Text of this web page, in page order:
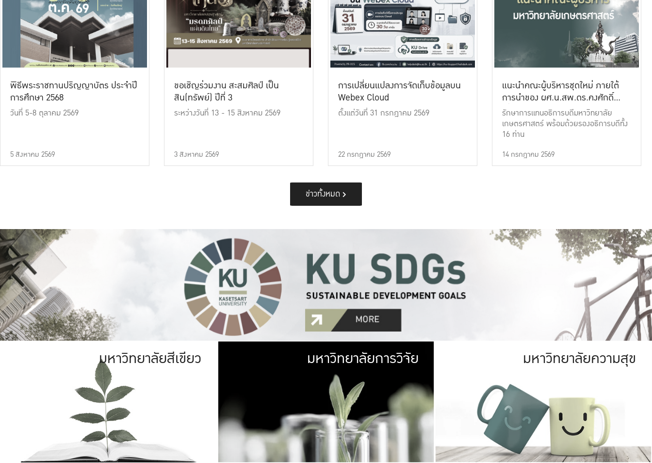
พิธีพระราชทานปริญญาบัตร ประจำปี
การศึกษา 2568
วันที่ 5-8 ตุลาคม 2569
5 สิงหาคม 2569
ขอเชิญร่วมงาน สะสมศิลป์ เป็น
สิน(ทรัพย์) ปีที่ 3
ระหว่างวันที่ 13 - 15 สิงหาคม 2569
3 สิงหาคม 2569
การเปลี่ยนแปลงการจัดเก็บข้อมูลบน
Webex Cloud
ตั้งแต่วันที่ 31 กรกฎาคม 2569
22 กรกฎาคม 2569
แนะนำคณะผู้บริหารชุดใหม่ ภายใต้
การนำของ ผศ.น.สพ.ดร.คงศักดิ์
เที่ยงธรรม
รักษาการแทนอธิการบดีมหาวิทยาลัย
เกษตรศาสตร์ พร้อมด้วยรองอธิการบดีทั้ง
16 ท่าน
14 กรกฎาคม 2569
ข่าวทั้งหมด
มหาวิทยาลัยสีเขียว มหาวิทยาลัย
เกษตรศาสตร์ มีพื้นที่เขียวสดใส หนาแน่น
เป็นป่าในเมือง (URBAN FOREST)
เกษตรในเมือง (URBAN AGRICULTURE)
ที่นับรวมกันได้ประมาณ 1,400 ไร่
มหาวิทยาลัยการวิจัย มหาวิทยาลัย
ให้กับประชาชน
มหาวิทยาลัยความสุข